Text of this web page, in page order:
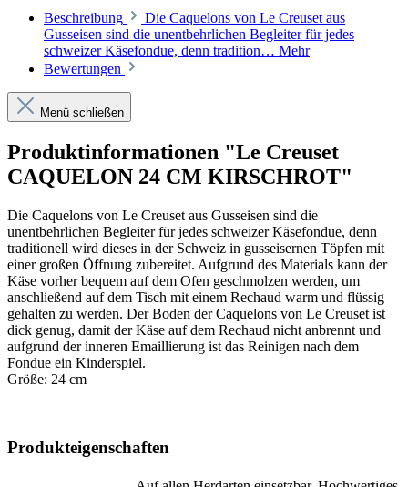
Beschreibung
Die Caquelons von Le Creuset aus
Gusseisen sind die unentbehrlichen Begleiter für jedes
schweizer Käsefondue, denn tradition… Mehr
Bewertungen
Menü schließen
Produktinformationen "Le Creuset
CAQUELON 24 CM KIRSCHROT"
Die Caquelons von Le Creuset aus Gusseisen sind die
unentbehrlichen Begleiter für jedes schweizer Käsefondue, denn
traditionell wird dieses in der Schweiz in gusseisernen Töpfen mit
einer großen Öffnung zubereitet. Aufgrund des Materials kann der
Käse vorher bequem auf dem Ofen geschmolzen werden, um
anschließend auf dem Tisch mit einem Rechaud warm und flüssig
gehalten zu werden. Der Boden der Caquelons von Le Creuset ist
dick genug, damit der Käse auf dem Rechaud nicht anbrennt und
aufgrund der inneren Emaillierung ist das Reinigen nach dem
Fondue ein Kinderspiel.
Größe: 24 cm
Produkteigenschaften